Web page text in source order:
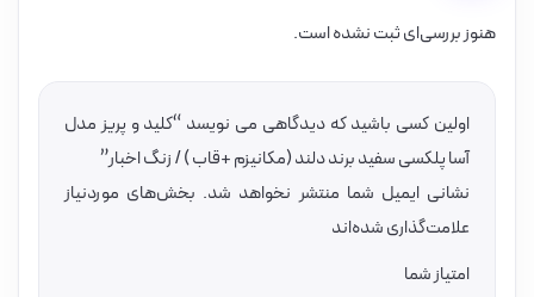
هنوز بررسی‌ای ثبت نشده است.
اولین کسی باشید که دیدگاهی می نویسد “کلید و پریز مدل
آسا پلکسی سفید برند دلند (مکانیزم +قاب ) / زنگ اخبار”
نشانی ایمیل شما منتشر نخواهد شد. بخش‌های موردنیاز
علامت‌گذاری شده‌اند
امتیاز شما